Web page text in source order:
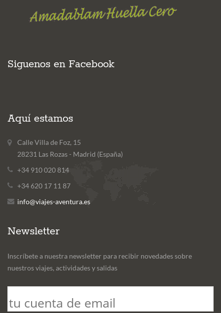
Siguenos en Facebook
Aquí estamos
Calle Villa de Foz, 15
28231 Las Rozas - Madrid (España)
+34 910 020 814
+34 620 17 11 87
info@viajes-aventura.es
Newsletter
Inscríbete a nuestra newsletter para recibir novedades sobre
nuestros viajes, actividades y salidas